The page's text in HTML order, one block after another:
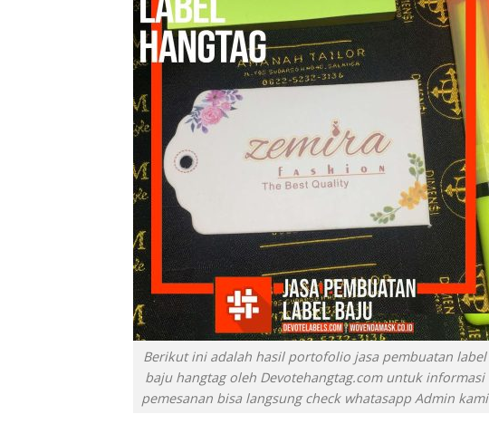
Berikut ini adalah hasil portofolio jasa pembuatan label
baju hangtag oleh Devotehangtag.com untuk informasi
pemesanan bisa langsung check whatasapp Admin kami